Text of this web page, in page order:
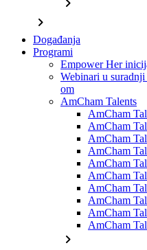
chevron_right
Događanja
Programi
Empower Her
Webinari u
om
AmCham Talents
AmCham
AmCham
AmCham
AmCham
AmCham
AmCham
AmCham
AmCham
AmCham
AmCham
chevron_right